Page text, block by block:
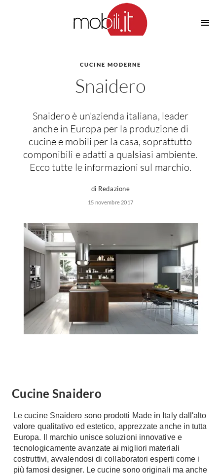
Cucine Design
Cucine Moderne
Cucine Country
Cucine Monoblocco
Consigli Cucine
Attrezzature Interne
Forni
Cappe
Lavastoviglie
Lavatrici
Asciugatrici
Piccoli
Elettrodomestici
Casalinghi
Soggiorno
Mobili Soggiorno
Librerie
Vetrine
Pareti Attrezzate
Porta Tv
Casette in Legno
Ombrelloni
Pergole
Giardinaggio
Piante
Faretti
Applique
Plafoniere
Riscaldamento
Caminetti
Stufe
Climatizzatore
Deumidificatori
Chiller
Pompe di calore
CUCINE MODERNE
Snaidero
Snaidero è un'azienda italiana, leader
anche in Europa per la produzione di
cucine e mobili per la casa, soprattutto
componibili e adatti a qualsiasi ambiente.
Ecco tutte le informazioni sul marchio.
di Redazione
15 novembre 2017
Cucine Snaidero
Le cucine Snaidero sono prodotti Made in Italy dall'alto
valore qualitativo ed estetico, apprezzate anche in tutta
Europa. Il marchio unisce soluzioni innovative e
tecnologicamente avanzate ai migliori materiali
costruttivi, avvalendosi di collaboratori esperti come i
più famosi designer. Le cucine sono originali ma anche